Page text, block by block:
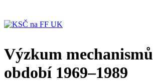
Výzkum
období 1969–1989